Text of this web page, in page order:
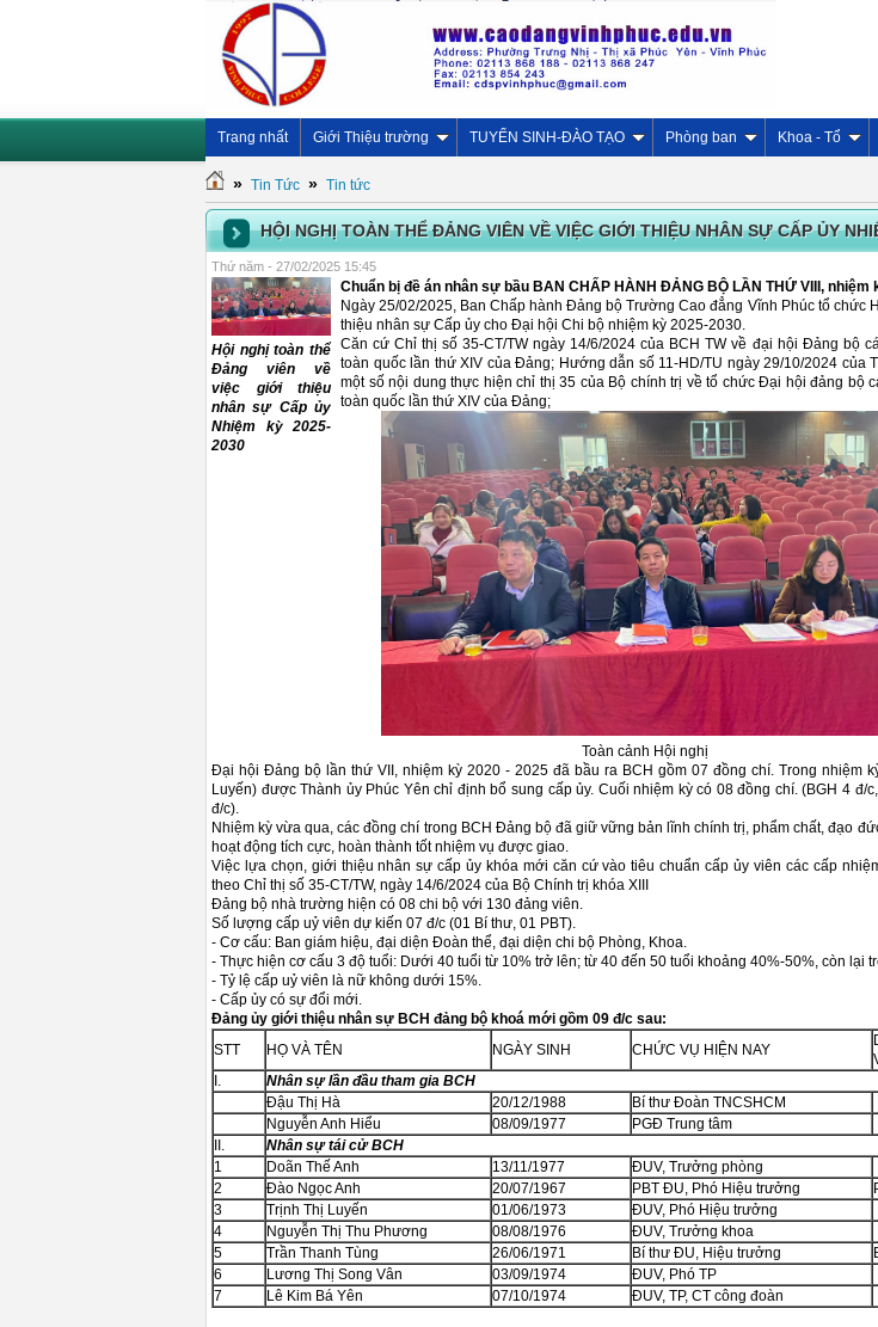
Trang nhất Giới Thiệu trường TUYỂN SINH-ĐÀO TẠO Phòng ban Khoa - Tổ
» Tin Tức » Tin tức
HỘI NGHỊ TOÀN THỂ ĐẢNG VIÊN VỀ VIỆC GIỚI THIỆU NHÂN SỰ CẤP ỦY
Thứ năm - 27/02/2025 15:45
Hội nghị toàn thể
Đảng viên về
việc giới thiệu
nhân sự Cấp ủy
Nhiệm kỳ 2025-
2030
Chuẩn bị đề án nhân sự bầu BAN CHẤP HÀNH ĐẢNG BỘ LẦN THỨ VIII, nhiệm
Ngày 25/02/2025, Ban Chấp hành Đảng bộ Trường Cao đẳng Vĩnh Phúc tổ chức
thiệu nhân sự Cấp ủy cho Đại hội Chi bộ nhiệm kỳ 2025-2030.
Căn cứ Chỉ thị số 35-CT/TW ngày 14/6/2024 của BCH TW về đại hội Đảng bộ
toàn quốc lần thứ XIV của Đảng; Hướng dẫn số 11-HD/TU ngày 29/10/2024 của
một số nội dung thực hiện chỉ thị 35 của Bộ chính trị về tổ chức Đại hội đảng bộ
toàn quốc lần thứ XIV của Đảng;
Toàn cảnh Hội nghị
Đại hội Đảng bộ lần thứ VII, nhiệm kỳ 2020 - 2025 đã bầu ra BCH gồm 07 đồng chí. Trong nhiệm
Luyến) được Thành ủy Phúc Yên chỉ định bổ sung cấp ủy. Cuối nhiệm kỳ có 08 đồng chí. (BGH 4 đ/
đ/c).
Nhiệm kỳ vừa qua, các đồng chí trong BCH Đảng bộ đã giữ vững bản lĩnh chính trị, phẩm chất, đạo
hoạt động tích cực, hoàn thành tốt nhiệm vụ được giao.
Việc lựa chọn, giới thiệu nhân sự cấp ủy khóa mới căn cứ vào tiêu chuẩn cấp ủy viên các cấp
theo Chỉ thị số 35-CT/TW, ngày 14/6/2024 của Bộ Chính trị khóa XIII
Đảng bộ nhà trường hiện có 08 chi bộ với 130 đảng viên.
Số lượng cấp uỷ viên dự kiến 07 đ/c (01 Bí thư, 01 PBT).
- Cơ cấu: Ban giám hiệu, đại diện Đoàn thể, đại diện chi bộ Phòng, Khoa.
- Thực hiện cơ cấu 3 độ tuổi: Dưới 40 tuổi từ 10% trở lên; từ 40 đến 50 tuổi khoảng 40%-50%, còn lại
- Tỷ lệ cấp uỷ viên là nữ không dưới 15%.
- Cấp ủy có sự đổi mới.
Đảng ủy giới thiệu nhân sự BCH đảng bộ khoá mới gồm 09 đ/c sau:
STT
HỌ VÀ TÊN NGÀY SINH CHỨC VỤ HIỆN NAY
I.
Nhân sự lần đầu tham gia BCH
Đậu Thị Hà
20/12/1988
Bí thư Đoàn TNCSHCM
Nguyễn Anh Hiểu
08/09/1977
PGĐ Trung tâm
II.
Nhân sự tái cử BCH
1
Doãn Thế Anh 13/11/1977
ĐUV, Trưởng phòng
2
Đào Ngọc Anh 20/07/1967 PBT ĐU, Phó Hiệu trưởng
3
Trịnh Thị Luyến 01/06/1973
ĐUV, Phó Hiệu trưởng
4
Nguyễn Thị Thu Phương 08/08/1976
ĐUV, Trưởng khoa
5
Trần Thanh Tùng 26/06/1971 Bí thư ĐU, Hiệu trưởng
6
Lương Thị Song Vân 03/09/1974
ĐUV, Phó TP
7
Lê Kim Bá Yên 07/10/1974 ĐUV, TP, CT công đoàn